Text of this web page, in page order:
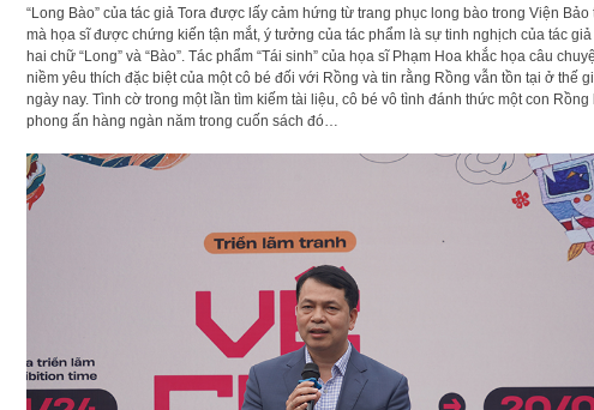
“Long Bào” của tác giả Tora được lấy cảm hứng từ trang phục long bào trong Viện Bảo
mà họa sĩ được chứng kiến tận mắt, ý tưởng của tác phẩm là sự tinh nghịch của tác
hai chữ “Long” và “Bào”. Tác phẩm “Tái sinh” của họa sĩ Phạm Hoa khắc họa câu
niềm yêu thích đặc biệt của một cô bé đối với Rồng và tin rằng Rồng vẫn tồn tại ở thế
ngày nay. Tình cờ trong một lần tìm kiếm tài liệu, cô bé vô tình đánh thức một con Rồng
phong ấn hàng ngàn năm trong cuốn sách đó…